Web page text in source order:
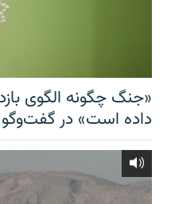
«جنگ چگونه الگوی
داده است» در گفت‌وگو